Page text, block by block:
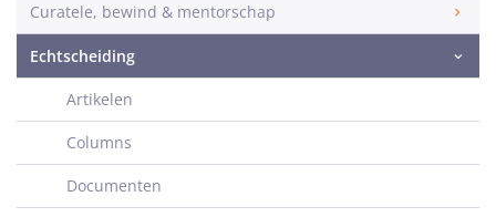
Curatele, bewind & mentorschap
Echtscheiding
Artikelen
Columns
Documenten